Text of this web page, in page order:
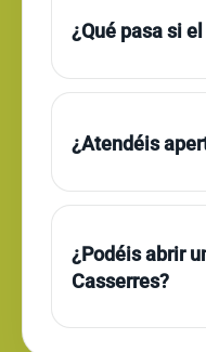
¿Qué pasa si
¿Atendéis
¿Podéis abrir
Casserres?